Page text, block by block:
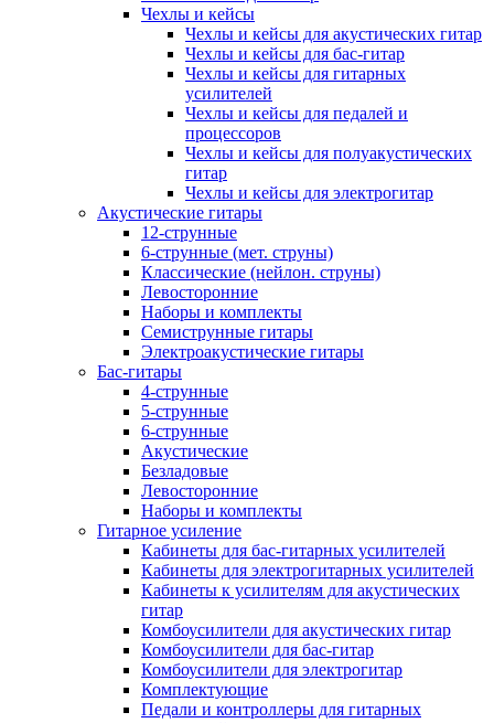
Чехлы и кейсы
Чехлы и кейсы для акустических гитар
Чехлы и кейсы для бас-гитар
Чехлы и кейсы для гитарных
усилителей
Чехлы и кейсы для педалей и
процессоров
Чехлы и кейсы для полуакустических
гитар
Чехлы и кейсы для электрогитар
Акустические гитары
12-струнные
6-струнные (мет. струны)
Классические (нейлон. струны)
Левосторонние
Наборы и комплекты
Семиструнные гитары
Электроакустические гитары
Бас-гитары
4-струнные
5-струнные
6-струнные
Акустические
Безладовые
Левосторонние
Наборы и комплекты
Гитарное усиление
Кабинеты для бас-гитарных усилителей
Кабинеты для электрогитарных усилителей
Кабинеты к усилителям для акустических
гитар
Комбоусилители для акустических гитар
Комбоусилители для бас-гитар
Комбоусилители для электрогитар
Комплектующие
Педали и контроллеры для гитарных